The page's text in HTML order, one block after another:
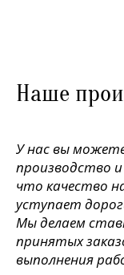
Наше
У нас вы
производство
что качество
уступает
Мы делаем
принятых
выполнения